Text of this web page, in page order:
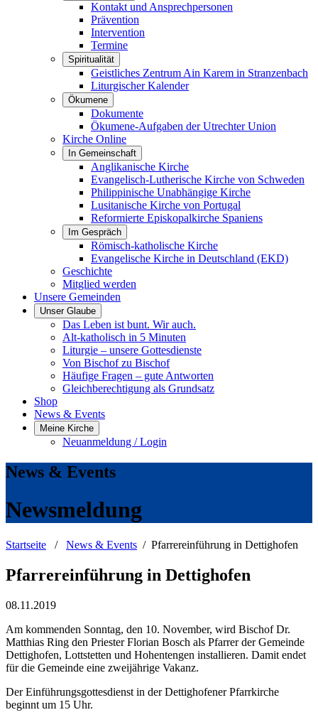
Kontakt und Ansprechpersonen
Prävention
Intervention
Termine
Spiritualität
Geistliches Zentrum Ain Karem in Stranzenbach
Liturgischer Kalender
Ökumene
Dokumente
Ökumene-Aufgaben der Utrechter Union
Kirche Online
In Gemeinschaft
Anglikanische Kirche
Evangelisch-Lutherische Kirche von Schweden
Philippinische Unabhängige Kirche
Lusitanische Kirche von Portugal
Reformierte Episkopalkirche Spaniens
Im Gespräch
Römisch-katholische Kirche
Evangelische Kirche in Deutschland (EKD)
Geschichte
Mitglied werden
Unsere Gemeinden
Unser Glaube
Das Leben ist bunt. Wir auch.
Alt-katholisch in 5 Minuten
Liturgie – unsere Gottesdienste
Von Bischof zu Bischof
Häufige Fragen – gute Antworten
Gleichberechtigung als Grundsatz
Shop
News & Events
Meine Kirche
Neuanmeldung / Login
News & Events
Newsmeldung
Startseite / News & Events / Pfarrereinführung in Dettighofen
Pfarrereinführung in Dettighofen
08.11.2019
Am kommenden Sonntag, den 10. November, wird Bischof Dr.
Matthias Ring den Priester Florian Bosch als Pfarrer der Gemeinde
Dettighofen, Lottstetten und Hohentengen installieren. Damit endet
für die Gemeinde eine zweijährige Vakanz.
Der Einführungsgottesdienst in der Dettighofener Pfarrkirche
beginnt um 15 Uhr.